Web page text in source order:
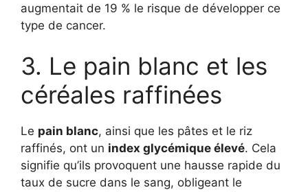
augmentait de 19 % le risque de développer ce
type de cancer.
3. Le pain blanc et les
céréales raffinées
Le pain blanc, ainsi que les pâtes et le riz
raffinés, ont un index glycémique élevé. Cela
signifie qu’ils provoquent une hausse rapide du
taux de sucre dans le sang, obligeant le